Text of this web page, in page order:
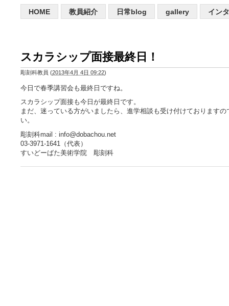
HOME 教員紹介 日常blog gallery イン
スカラシップ面接最終日！
彫刻科教員 (2013年4月 4日 09:22)
今日で春季講習会も最終日ですね。
スカラシップ面接も今日が最終日です。
まだ、迷っている方がいましたら、進学相談も受け付けておりますの
い。
彫刻科mail : info@dobachou.net
03-3971-1641（代表）
すいどーばた美術学院 彫刻科